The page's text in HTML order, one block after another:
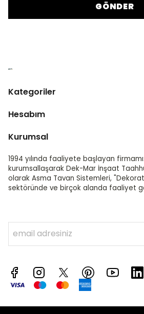
GÖNDER
Kategoriler
Hesabım
Kurumsal
1994 yılında faaliyete başlayan
kurumsallaşarak Dek-Mar İnşaat
olarak Asma Tavan Sistemleri,
sektöründe ve birçok alanda faaliyet